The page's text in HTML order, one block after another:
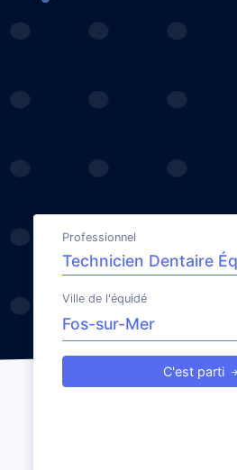
Professionnel
Ville de l'équidé
C'est parti